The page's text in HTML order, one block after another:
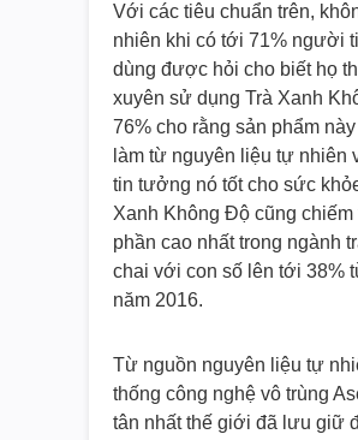
Với các tiêu chuẩn trên,
nhiên khi có tới 71% người
dùng được hỏi cho biết họ
xuyên sử dụng Trà Xanh
76% cho rằng sản phẩm
làm từ nguyên liệu tự nhiên
tin tưởng nó tốt cho sức
Xanh Không Độ cũng chiếm
phần cao nhất trong ngành
chai với con số lên tới 38%
năm 2016.
Từ nguồn nguyên liệu tự
thống công nghệ vô trùng
tân nhất thế giới đã lưu giữ